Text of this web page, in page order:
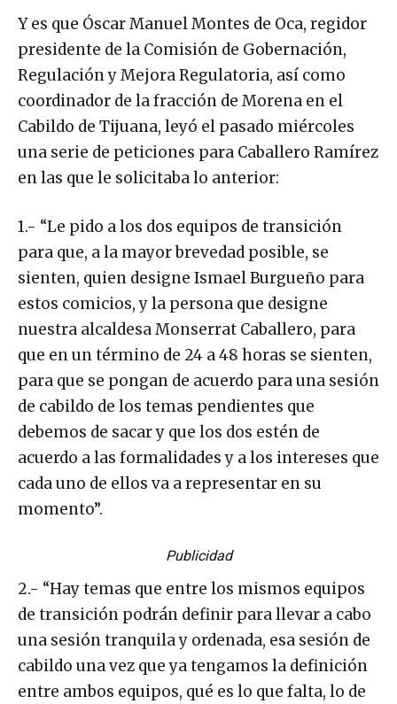
Y es que Óscar Manuel Montes de Oca, regidor
presidente de la Comisión de Gobernación,
Regulación y Mejora Regulatoria, así como
coordinador de la fracción de Morena en el
Cabildo de Tijuana, leyó el pasado miércoles
una serie de peticiones para Caballero Ramírez
en las que le solicitaba lo anterior:
1.- “Le pido a los dos equipos de transición
para que, a la mayor brevedad posible, se
sienten, quien designe Ismael Burgueño para
estos comicios, y la persona que designe
nuestra alcaldesa Monserrat Caballero, para
que en un término de 24 a 48 horas se sienten,
para que se pongan de acuerdo para una sesión
de cabildo de los temas pendientes que
debemos de sacar y que los dos estén de
acuerdo a las formalidades y a los intereses que
cada uno de ellos va a representar en su
momento”.
Publicidad
2.- “Hay temas que entre los mismos equipos
de transición podrán definir para llevar a cabo
una sesión tranquila y ordenada, esa sesión de
cabildo una vez que ya tengamos la definición
entre ambos equipos, qué es lo que falta, lo de